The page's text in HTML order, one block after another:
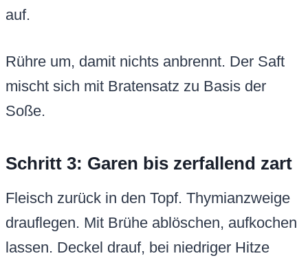
auf.
Rühre um, damit nichts anbrennt. Der Saft
mischt sich mit Bratensatz zu Basis der
Soße.
Schritt 3: Garen bis zerfallend zart
Fleisch zurück in den Topf. Thymianzweige
drauflegen. Mit Brühe ablöschen, aufkochen
lassen. Deckel drauf, bei niedriger Hitze